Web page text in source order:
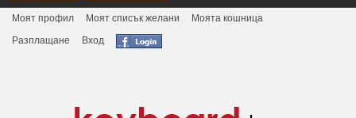
Моят профил Моят списък желани
Моята кошница
Разплащане
Вход